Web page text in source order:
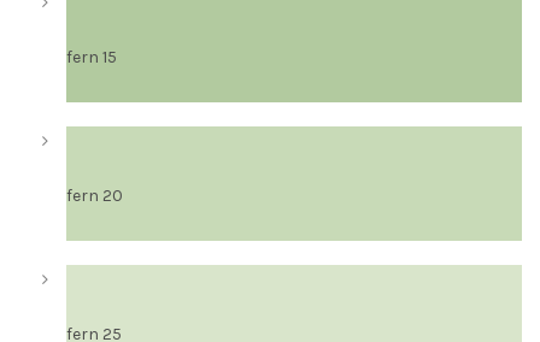
fern 15
fern 20
fern 25